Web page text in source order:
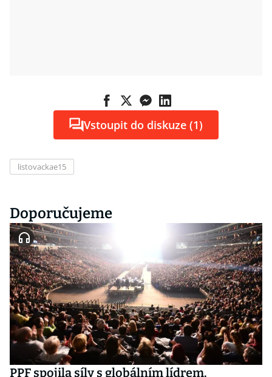
Vstoupit do diskuze (1)
listovackae15
Doporučujeme
PPF spojila síly s globálním lídrem.